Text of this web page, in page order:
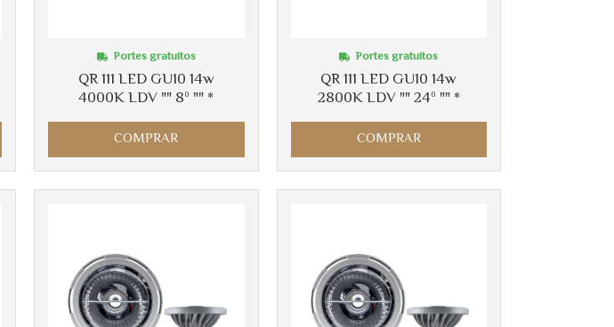
QR 111 LED GU10 14w
4000K LDV "" 8º "" *
Portes gratuitos
COMPRAR
QR 111 LED GU10 14w
2800K LDV "" 24º "" *
Portes gratuitos
COMPRAR